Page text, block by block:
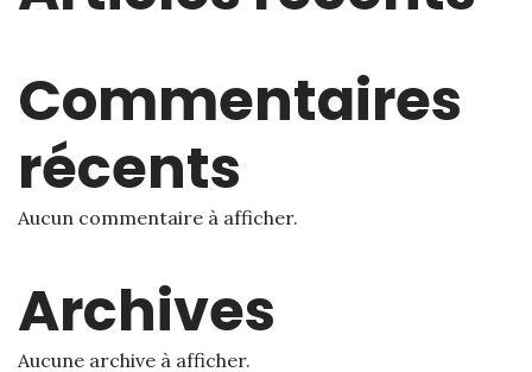
Commentaires
récents
Aucun commentaire à afficher.
Archives
Aucune archive à afficher.